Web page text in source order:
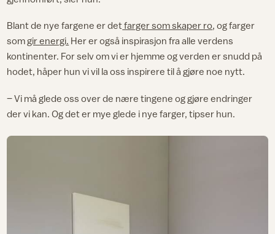
Blant de nye fargene er detfarger som skaper ro, og farger
somgir energi. Her er også inspirasjon fra alle verdens
kontinenter. For selv om vi er hjemme og verden er snudd på
hodet, håper hun vi vil la oss inspirere til å gjøre noe nytt.
– Vi må glede oss over de nære tingene og gjøre endringer
der vi kan. Og det er mye glede i nye farger, tipser hun.